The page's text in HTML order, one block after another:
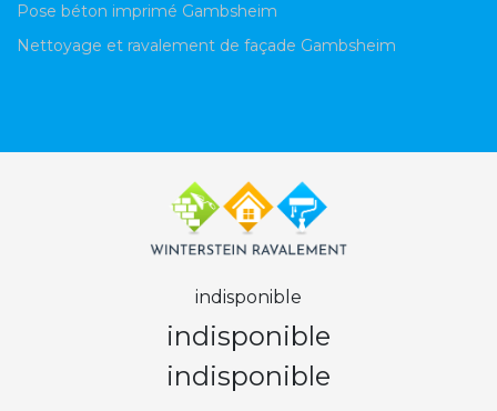
Pose béton imprimé Gambsheim
Nettoyage et ravalement de façade Gambsheim
indisponible
indisponible
indisponible